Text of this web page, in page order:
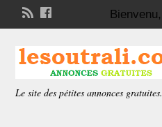
Bienvenu,
Le site des pétites annonces gratuites.